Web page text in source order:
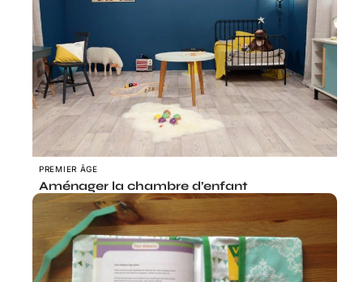
PREMIER ÂGE
Aménager la chambre d’enfant